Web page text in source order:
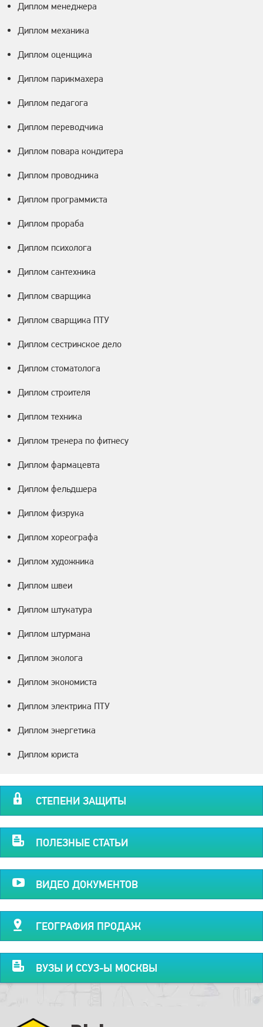
Диплом менеджера
Диплом механика
Диплом оценщика
Диплом парикмахера
Диплом педагога
Диплом переводчика
Диплом повара кондитера
Диплом проводника
Диплом программиста
Диплом прораба
Диплом психолога
Диплом сантехника
Диплом сварщика
Диплом сварщика ПТУ
Диплом сестринское дело
Диплом стоматолога
Диплом строителя
Диплом техника
Диплом тренера по фитнесу
Диплом фармацевта
Диплом фельдшера
Диплом физрука
Диплом хореографа
Диплом художника
Диплом швеи
Диплом штукатура
Диплом штурмана
Диплом эколога
Диплом экономиста
Диплом электрика ПТУ
Диплом энергетика
Диплом юриста
СТЕПЕНИ ЗАЩИТЫ
ПОЛЕЗНЫЕ СТАТЬИ
ВИДЕО ДОКУМЕНТОВ
ГЕОГРАФИЯ ПРОДАЖ
ВУЗЫ И ССУЗ-Ы МОСКВЫ